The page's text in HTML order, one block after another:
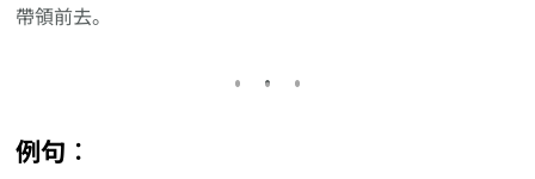
帶領前去。
例句︰